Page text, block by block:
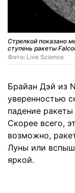
Стрелкой показано
ступень ракеты
Фото: Live Science
Брайан Дэй из
уверенностью
падение
Скорее всего,
возможно,
Луны или
яркой.